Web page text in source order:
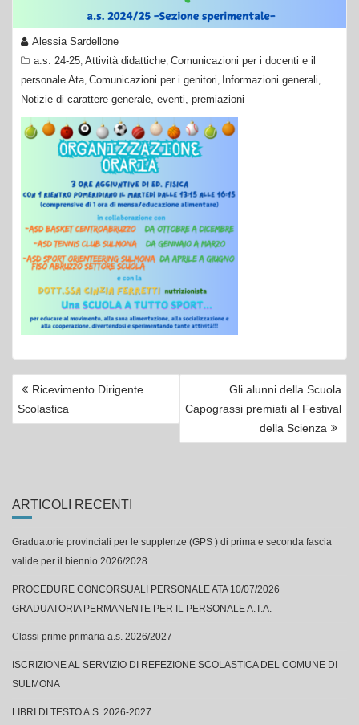
Alessia Sardellone
a.s. 24-25, Attività didattiche, Comunicazioni per i docenti e il
personale Ata, Comunicazioni per i genitori, Informazioni generali,
Notizie di carattere generale, eventi, premiazioni
NAVIGAZIONE
Ricevimento Dirigente
Scolastica
Gli alunni della Scuola
Capograssi premiati al Festival
della Scienza
ARTICOLI RECENTI
Graduatorie provinciali per le supplenze (GPS ) di prima e seconda fascia
valide per il biennio 2026/2028
PROCEDURE CONCORSUALI PERSONALE ATA 10/07/2026
GRADUATORIA PERMANENTE PER IL PERSONALE A.T.A.
Classi prime primaria a.s. 2026/2027
ISCRIZIONE AL SERVIZIO DI REFEZIONE SCOLASTICA DEL COMUNE DI
SULMONA
LIBRI DI TESTO A.S. 2026-2027